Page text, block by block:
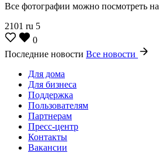
Все фотографии можно посмотреть на
2101 ru 5
0
Последние новости Все новости
Для дома
Для бизнеса
Поддержка
Пользователям
Партнерам
Пресс-центр
Контакты
Вакансии